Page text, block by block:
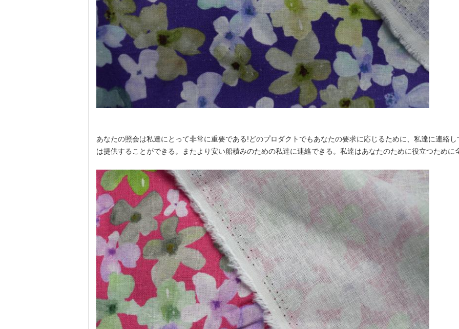
あなたの照会は私達にとって非常に重要である!どのプロダクトでもあなたの要求に応じるために、私達に連絡
は提供することができる。またより安い船積みのための私達に連絡できる。私達はあなたのために役立つために